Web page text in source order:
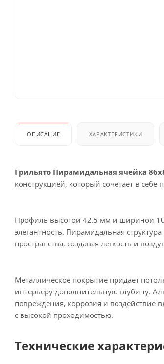
ОПИСАНИЕ ХАРАКТЕРИСТИКИ
Грильято Пирамидальная ячейка
конструкцией, который сочетает в
Профиль высотой 42.5 мм и шириной 10
элегантность. Пирамидальная
пространства, создавая легкость и
Металлическое покрытие придает
интерьеру дополнительную глубину.
повреждения, коррозия и воздействие
с высокой проходимостью.
Технические